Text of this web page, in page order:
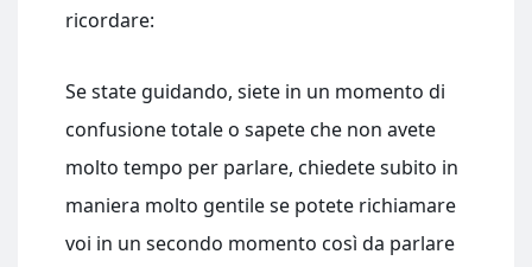
ricordare:
Se state guidando, siete in un momento di
confusione totale o sapete che non avete
molto tempo per parlare, chiedete subito in
maniera molto gentile se potete richiamare
voi in un secondo momento così da parlare